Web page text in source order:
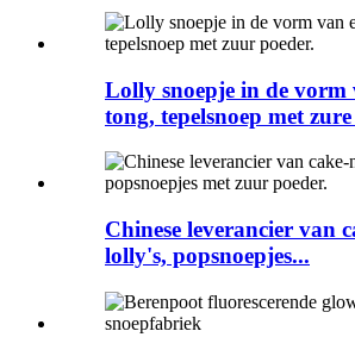
Lolly snoepje in de vorm
tong, tepelsnoep met
Chinese leverancier van
lolly's, popsnoepjes...